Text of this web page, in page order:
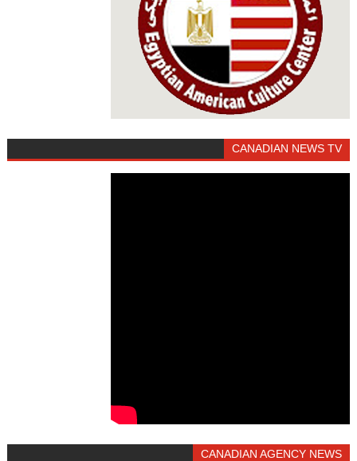
CANADIAN NEWS TV
CANADIAN AGENCY NEWS